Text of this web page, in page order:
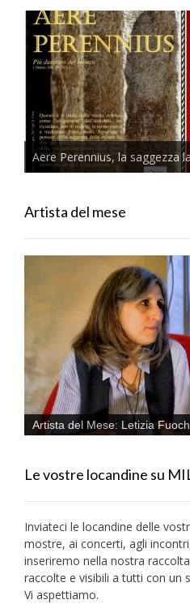
Aere Perennius, la saggezza
Artista del mese
Artista del Mese: Letizia
Le vostre locandine su
Inviateci le locandine delle
mostre, ai concerti, agli
inseriremo nella nostra
raccolte e visibili a tutti con un
Vi aspettiamo.